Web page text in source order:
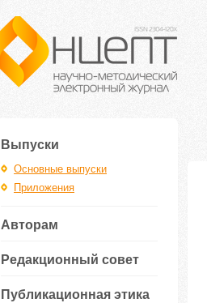
Выпуски
Основные выпуски
Приложения
Авторам
Редакционный совет
Публикационная этика